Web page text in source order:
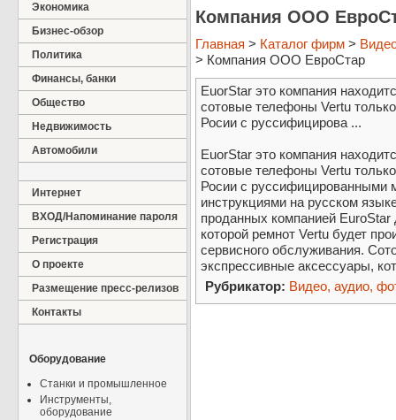
Экономика
Бизнес-обзор
Политика
Финансы, банки
Общество
Недвижимость
Автомобили
Интернет
ВХОД/Напоминание пароля
Регистрация
О проекте
Размещение пресс-релизов
Контакты
Оборудование
Станки и промышленное
Инструменты,
оборудование
Компания ООО
Главная > Каталог фирм >
> Компания ООО ЕвроСтар
EuorStar это компания
сотовые телефоны Vertu
Росии с руссифицирова ...
EuorStar это компания
сотовые телефоны Vertu
Росии с руссифицированными
инструкциями на русском
проданных компанией EuroStar
которой ремнот Vertu будет
сервисного обслуживания.
экспрессивные аксессуары,
Рубрикатор: Видео, аудио,